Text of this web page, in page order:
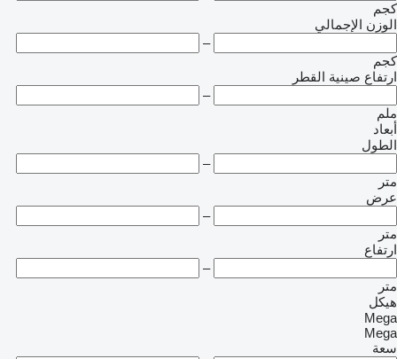
كجم
الوزن الإجمالي
–
كجم
ارتفاع صينية القطر
–
ملم
أبعاد
الطول
–
متر
عرض
–
متر
ارتفاع
–
متر
هيكل
Mega
Mega
سعة